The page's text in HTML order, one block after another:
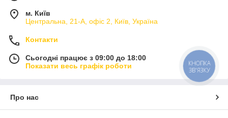
м. Київ
Центральна, 21-А, офіс 2, Київ, Україна
Контакти
Сьогодні працює з 09:00 до 18:00
Показати весь графік роботи
Про нас
КНОПКА
ЗВ'ЯЗКУ